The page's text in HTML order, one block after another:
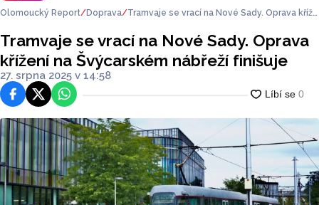
Olomoucký Report
Doprava
Tramvaje se vrací na Nové Sady. Oprava kříže
Tramvaje se vrací na Nové Sady. Oprava
křížení na Švýcarském nábřeží finišuje
27. srpna 2025 v 14:58
FacebookPlatforma X
WhatsApp